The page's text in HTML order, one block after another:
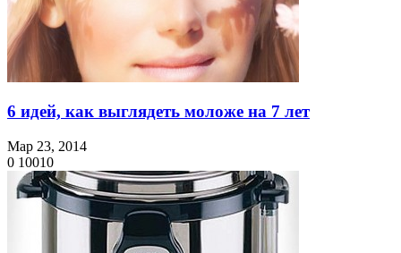
6 идей, как выглядеть моложе на 7 лет
Мар 23, 2014
0 10010